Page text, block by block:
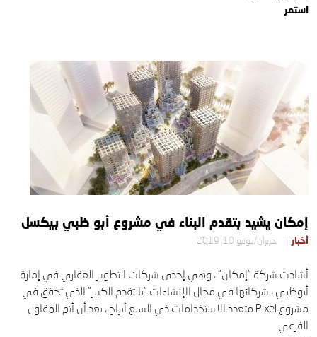
استمر
إمكان يشيد بتقدم البناء في مشروع أبو ظبي بيكسل
أخبار حزيران/يونيو 10, 2019
أشادت شركة "إمكان" ، وهي إحدى شركات التطوير العقاري في إمارة
أبوظبي ، شركائها في مجال الإنشاءات "بالتقدم الكبير" الذي تحقق في
مشروع Pixel متعدد الاستخدامات ذي السبع أبراج ، بعد أن أتم المقاول
الفرعي